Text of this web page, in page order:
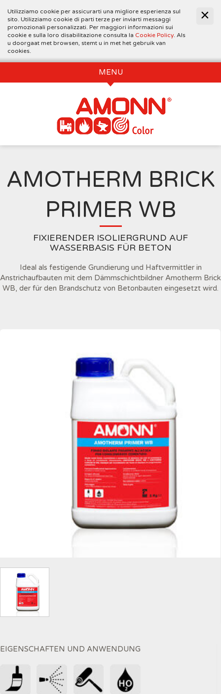
Utilizziamo cookie per assicurarti una migliore esperienza sul
sito. Utilizziamo cookie di parti terze per inviarti messaggi
promozionali personalizzati. Per maggiori informazioni sui
cookie e sulla loro disabilitazione consulta la Cookie Policy. Als
u doorgaat met browsen, stemt u in met het gebruik van
cookies.
MENU
AMOTHERM BRICK
PRIMER WB
FIXIERENDER ISOLIERGRUND AUF
WASSERBASIS FÜR BETON
Ideal als festigende Grundierung und Haftvermittler in
Anstrichaufbauten mit dem Dämmschichtbildner Amotherm Brick
WB, der für den Brandschutz von Betonbauten eingesetzt wird.
EIGENSCHAFTEN UND ANWENDUNG